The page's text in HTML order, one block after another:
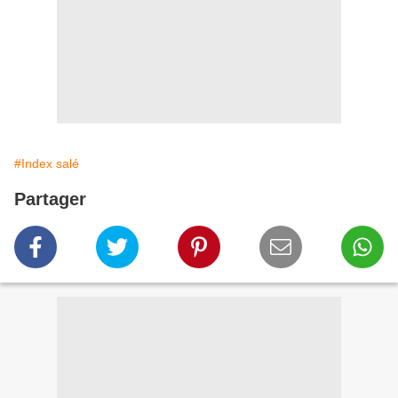
#Index salé
Partager